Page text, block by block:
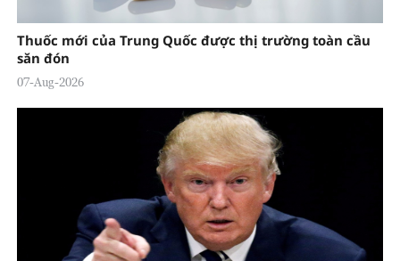
Thuốc mới của Trung Quốc được thị trường toàn cầu
săn đón
07-Aug-2026